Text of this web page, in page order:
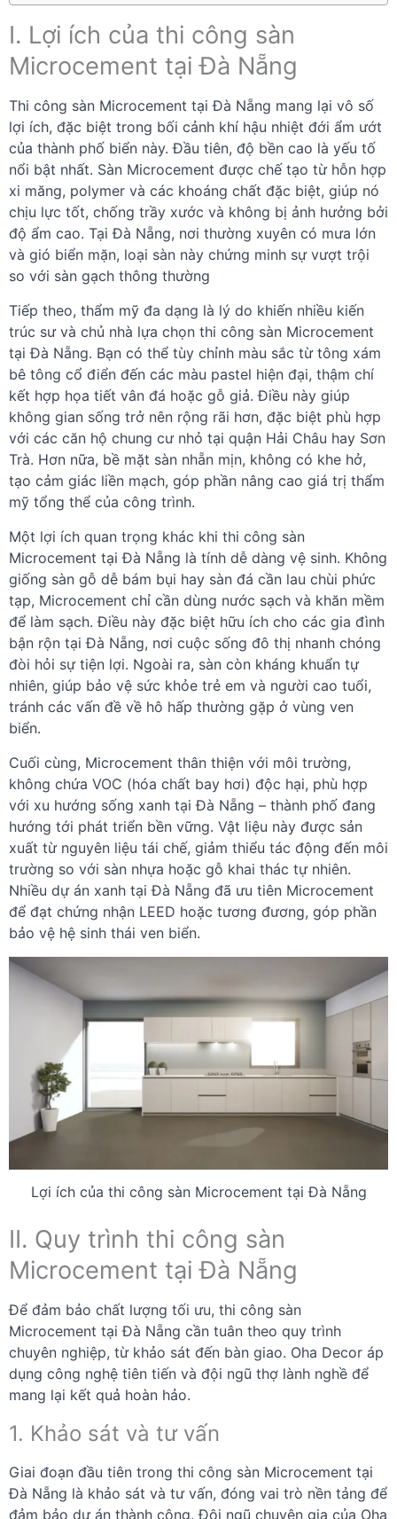
I. Lợi ích của thi công sàn
Microcement tại Đà Nẵng
Thi công sàn Microcement tại Đà Nẵng mang lại vô số
lợi ích, đặc biệt trong bối cảnh khí hậu nhiệt đới ẩm ướt
của thành phố biển này. Đầu tiên, độ bền cao là yếu tố
nổi bật nhất. Sàn Microcement được chế tạo từ hỗn hợp
xi măng, polymer và các khoáng chất đặc biệt, giúp nó
chịu lực tốt, chống trầy xước và không bị ảnh hưởng bởi
độ ẩm cao. Tại Đà Nẵng, nơi thường xuyên có mưa lớn
và gió biển mặn, loại sàn này chứng minh sự vượt trội
so với sàn gạch thông thường
Tiếp theo, thẩm mỹ đa dạng là lý do khiến nhiều kiến
trúc sư và chủ nhà lựa chọn thi công sàn Microcement
tại Đà Nẵng. Bạn có thể tùy chỉnh màu sắc từ tông xám
bê tông cổ điển đến các màu pastel hiện đại, thậm chí
kết hợp họa tiết vân đá hoặc gỗ giả. Điều này giúp
không gian sống trở nên rộng rãi hơn, đặc biệt phù hợp
với các căn hộ chung cư nhỏ tại quận Hải Châu hay Sơn
Trà. Hơn nữa, bề mặt sàn nhẵn mịn, không có khe hở,
tạo cảm giác liền mạch, góp phần nâng cao giá trị thẩm
mỹ tổng thể của công trình.
Một lợi ích quan trọng khác khi thi công sàn
Microcement tại Đà Nẵng là tính dễ dàng vệ sinh. Không
giống sàn gỗ dễ bám bụi hay sàn đá cần lau chùi phức
tạp, Microcement chỉ cần dùng nước sạch và khăn mềm
để làm sạch. Điều này đặc biệt hữu ích cho các gia đình
bận rộn tại Đà Nẵng, nơi cuộc sống đô thị nhanh chóng
đòi hỏi sự tiện lợi. Ngoài ra, sàn còn kháng khuẩn tự
nhiên, giúp bảo vệ sức khỏe trẻ em và người cao tuổi,
tránh các vấn đề về hô hấp thường gặp ở vùng ven
biển.
Cuối cùng, Microcement thân thiện với môi trường,
không chứa VOC (hóa chất bay hơi) độc hại, phù hợp
với xu hướng sống xanh tại Đà Nẵng – thành phố đang
hướng tới phát triển bền vững. Vật liệu này được sản
xuất từ nguyên liệu tái chế, giảm thiểu tác động đến môi
trường so với sàn nhựa hoặc gỗ khai thác tự nhiên.
Nhiều dự án xanh tại Đà Nẵng đã ưu tiên Microcement
để đạt chứng nhận LEED hoặc tương đương, góp phần
bảo vệ hệ sinh thái ven biển.
Lợi ích của thi công sàn Microcement tại Đà Nẵng
II. Quy trình thi công sàn
Microcement tại Đà Nẵng
Để đảm bảo chất lượng tối ưu, thi công sàn
Microcement tại Đà Nẵng cần tuân theo quy trình
chuyên nghiệp, từ khảo sát đến bàn giao. Oha Decor áp
dụng công nghệ tiên tiến và đội ngũ thợ lành nghề để
mang lại kết quả hoàn hảo.
1. Khảo sát và tư vấn
Giai đoạn đầu tiên trong thi công sàn Microcement tại
Đà Nẵng là khảo sát và tư vấn, đóng vai trò nền tảng để
đảm bảo dự án thành công. Đội ngũ chuyên gia của Oha